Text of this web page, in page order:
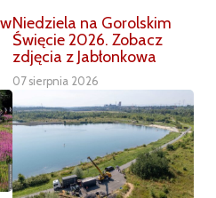
Niedziela na Gorolskim
Święcie 2026. Zobacz
zdjęcia z Jabłonkowa
07 sierpnia 2026